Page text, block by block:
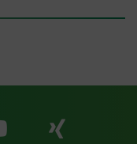
Facebook
Zu